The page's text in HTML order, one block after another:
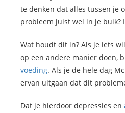
te denken dat alles tussen je
probleem juist wel in je buik?
Wat houdt dit in? Als je iets
op een andere manier doen,
voeding. Als je de hele dag
ervan uitgaan dat dit
Dat je hierdoor depressies en